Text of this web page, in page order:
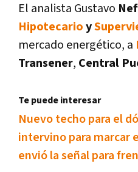
El analista Gustavo
Hipotecarioy
mercado energético, a
Transener, Central
Te puede interesar
Nuevo techo para el
intervino para
envió la señal para